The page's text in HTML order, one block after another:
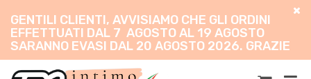
GENTILI CLIENTI, AVVISIAMO CHE GLI ORDINI
EFFETTUATI DAL 7 AGOSTO AL 19 AGOSTO
SARANNO EVASI DAL 20 AGOSTO 2026. GRAZIE